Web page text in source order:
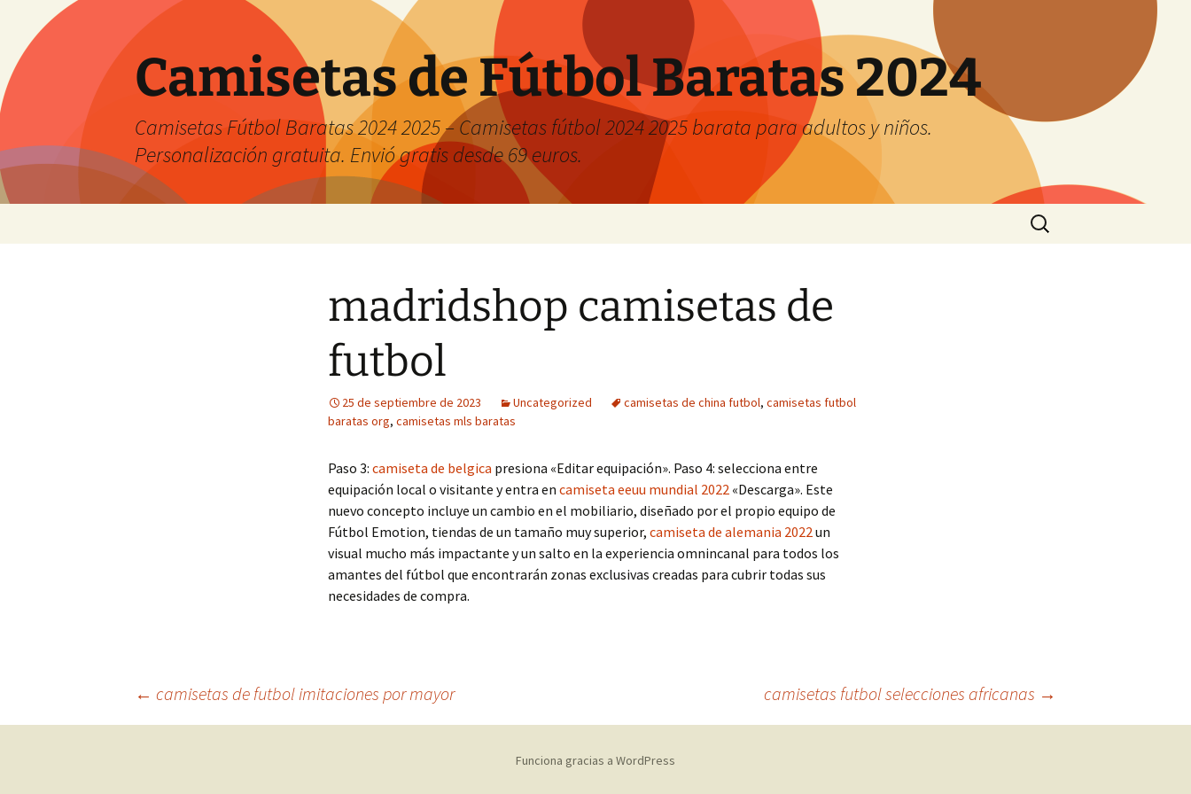
Camisetas de Fútbol Baratas 2024
Camisetas Fútbol Baratas 2024 2025 – Camisetas fútbol 2024 2025 barata para adultos y niños.
Personalización gratuita. Envió gratis desde 69 euros.
Buscar:
madridshop camisetas de
futbol
25 de septiembre de 2023 Uncategorized camisetas de china futbol, camisetas futbol
baratas org, camisetas mls baratas
Paso 3: camiseta de belgica presiona «Editar equipación». Paso 4: selecciona entre
equipación local o visitante y entra en camiseta eeuu mundial 2022 «Descarga». Este
nuevo concepto incluye un cambio en el mobiliario, diseñado por el propio equipo de
Fútbol Emotion, tiendas de un tamaño muy superior, camiseta de alemania 2022un
visual mucho más impactante y un salto en la experiencia omnincanal para todos los
amantes del fútbol que encontrarán zonas exclusivas creadas para cubrir todas sus
necesidades de compra.
Navegación
← camisetas de futbol imitaciones por mayor camisetas futbol selecciones africanas →
Funciona gracias a WordPress